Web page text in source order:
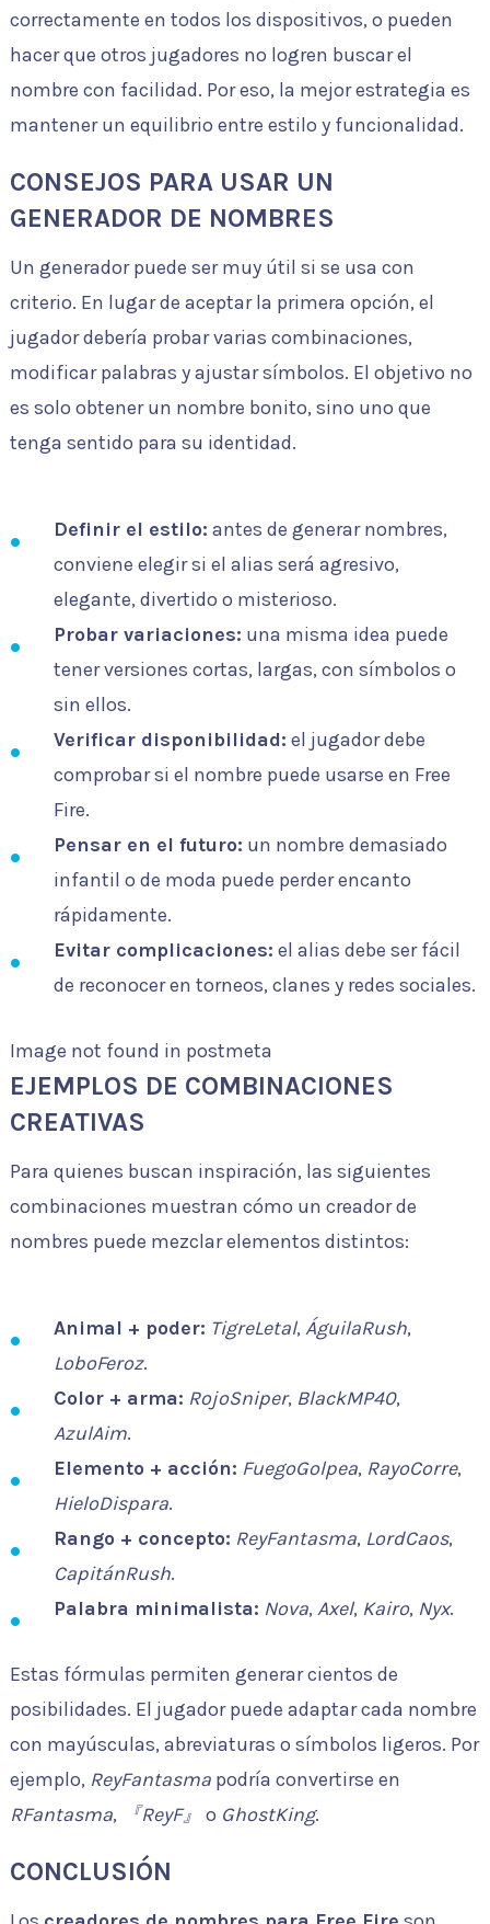
correctamente en todos los dispositivos, o pueden
hacer que otros jugadores no logren buscar el
nombre con facilidad. Por eso, la mejor estrategia es
mantener un equilibrio entre estilo y funcionalidad.
CONSEJOS PARA USAR UN
GENERADOR DE NOMBRES
Un generador puede ser muy útil si se usa con
criterio. En lugar de aceptar la primera opción, el
jugador debería probar varias combinaciones,
modificar palabras y ajustar símbolos. El objetivo no
es solo obtener un nombre bonito, sino uno que
tenga sentido para su identidad.
Definir el estilo: antes de generar nombres,
conviene elegir si el alias será agresivo,
elegante, divertido o misterioso.
Probar variaciones: una misma idea puede
tener versiones cortas, largas, con símbolos o
sin ellos.
Verificar disponibilidad: el jugador debe
comprobar si el nombre puede usarse en Free
Fire.
Pensar en el futuro: un nombre demasiado
infantil o de moda puede perder encanto
rápidamente.
Evitar complicaciones: el alias debe ser fácil
de reconocer en torneos, clanes y redes sociales.
Image not found in postmeta
EJEMPLOS DE COMBINACIONES
CREATIVAS
Para quienes buscan inspiración, las siguientes
combinaciones muestran cómo un creador de
nombres puede mezclar elementos distintos:
Animal + poder: TigreLetal, ÁguilaRush,
LoboFeroz.
Color + arma: RojoSniper, BlackMP40,
AzulAim.
Elemento + acción: FuegoGolpea, RayoCorre,
HieloDispara.
Rango + concepto: ReyFantasma, LordCaos,
CapitánRush.
Palabra minimalista: Nova, Axel, Kairo, Nyx.
Estas fórmulas permiten generar cientos de
posibilidades. El jugador puede adaptar cada nombre
con mayúsculas, abreviaturas o símbolos ligeros. Por
ejemplo, ReyFantasmapodría convertirse en
RFantasma, 『ReyF』 o GhostKing.
CONCLUSIÓN